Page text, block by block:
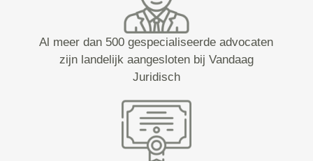
Al meer dan 500 gespecialiseerde advocaten
zijn landelijk aangesloten bij Vandaag
Juridisch